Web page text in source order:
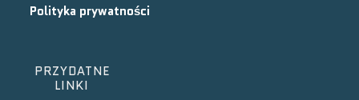
Polityka prywatności
PRZYDATNE
LINKI